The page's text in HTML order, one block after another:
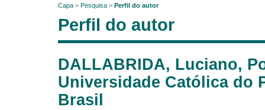
Capa > Pesquisa > Perfil do autor
Perfil do autor
DALLABRIDA, Luciano,
Universidade Católica do
Brasil